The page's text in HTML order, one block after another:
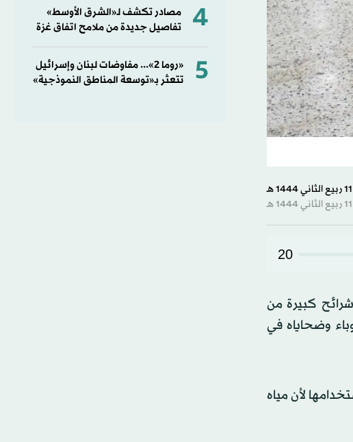
20
شرائح كبيرة من
وضحاياه في
لأن مياه
4
مصادر تكشف لـ«الشرق الأوسط»
تفاصيل جديدة من ملامح اتفاق غزة
5
«روما 2»... مفاوضات لبنان وإسرائيل
تتعثر بـ«توسعة المناطق النموذجية»